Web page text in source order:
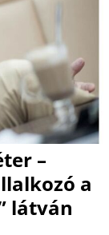
–
a
látván